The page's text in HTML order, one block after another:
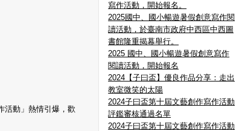
活動」熱情引爆，歡
寫作活動，開始報名。
2025國中、國小暢遊暑假創意寫作閱
讀活動，於臺南市政府中西區中西圖
書館隆重揭幕舉行。
2025 國中、國小暢遊暑假創意寫作
閱讀活動，開始報名
2024【子曰盃】優良作品分享：走出
教室微笑的太陽
2024子曰盃第十屆文藝創作寫作活動
評鑑審核通過名單
2024子曰盃第十屆文藝創作寫作活動